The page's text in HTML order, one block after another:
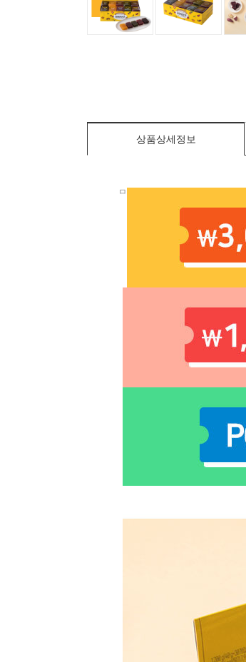
상품상세정보
ㅁ